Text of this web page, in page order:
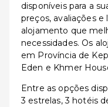
disponíveis para a
preços, avaliações e
alojamento que
necessidades. Os
em Província de
Eden e Khmer
Entre as opções
3 estrelas, 3 hotéis